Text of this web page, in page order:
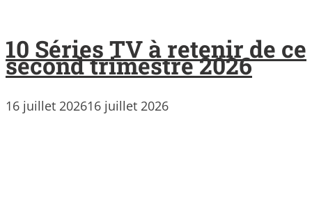
10 Séries TV à retenir de ce
second trimestre 2026
16 juillet 202616 juillet 2026